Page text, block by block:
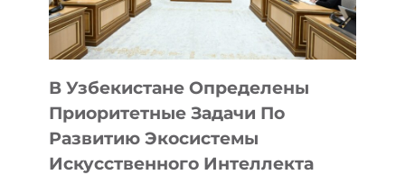
В Узбекистане Определены
Приоритетные Задачи По
Развитию Экосистемы
Искусственного Интеллекта